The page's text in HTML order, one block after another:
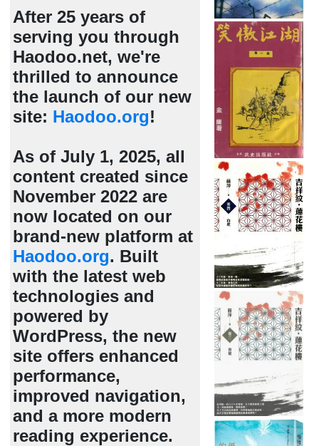
After 25 years of
serving you through
Haodoo.net, we're
thrilled to announce
the launch of our new
site: Haodoo.org!
As of July 1, 2025, all
content created since
November 2022 are
now located on our
brand-new platform at
Haodoo.org. Built
with the latest web
technologies and
powered by
WordPress, the new
site offers enhanced
performance,
improved navigation,
and a more modern
reading experience.